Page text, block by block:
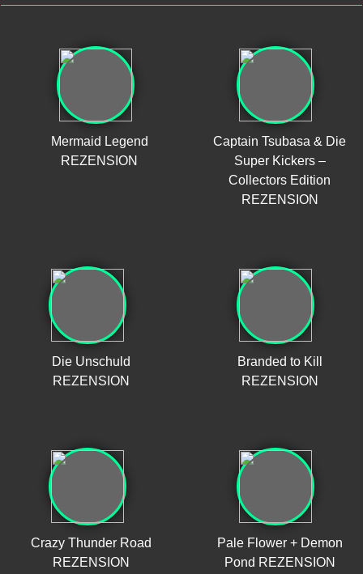
Mermaid Legend
REZENSION
Captain Tsubasa & Die
Super Kickers –
Collectors Edition
REZENSION
Die Unschuld
REZENSION
Branded to Kill
REZENSION
Crazy Thunder Road
REZENSION
Pale Flower + Demon
Pond REZENSION